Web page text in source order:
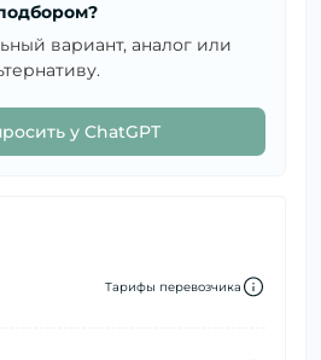
вариант, аналог или
у ChatGPT
Тарифы перевозчика